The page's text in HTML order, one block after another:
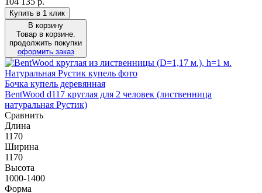
Купить в 1 клик
В корзину
Товар в корзине.
продолжить покупки
оформить заказ
Бочка купель деревянная
BentWood d117 круглая для 2 человек (лиственница
натуральная Рустик)
Сравнить
Длина
1170
Ширина
1170
Высота
1000-1400
Форма